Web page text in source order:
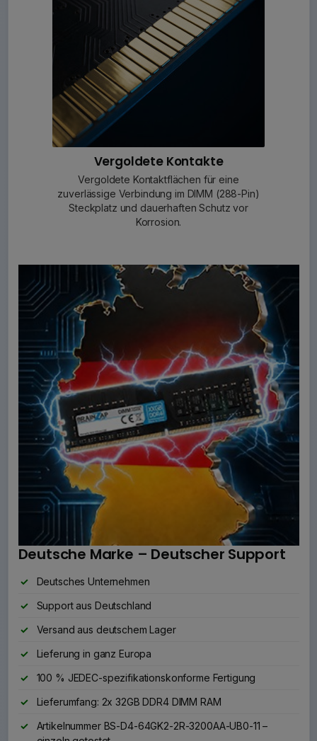
Vergoldete Kontakte
Vergoldete Kontaktflächen für eine
zuverlässige Verbindung im DIMM (288-Pin)
Steckplatz und dauerhaften Schutz vor
Korrosion.
Deutsche Marke – Deutscher Support
Deutsches Unternehmen
Support aus Deutschland
Versand aus deutschem Lager
Lieferung in ganz Europa
100 % JEDEC-spezifikationskonforme Fertigung
Lieferumfang: 2x 32GB DDR4 DIMM RAM
Artikelnummer BS-D4-64GK2-2R-3200AA-UB0-11 –